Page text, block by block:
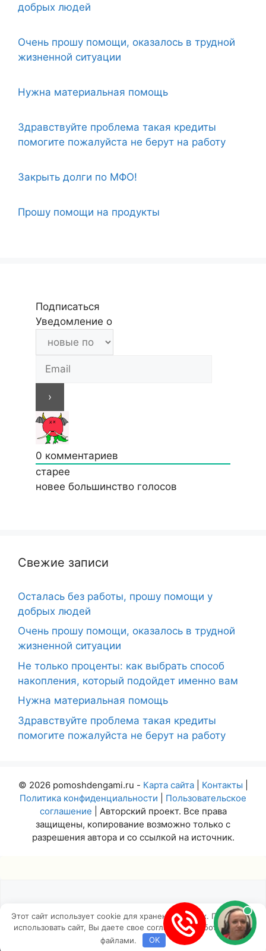
добрых людей
Очень прошу помощи, оказалось в трудной
жизненной ситуации
Нужна материальная помощь
Здравствуйте проблема такая кредиты
помогите пожалуйста не берут на работу
Закрыть долги по МФО!
Прошу помощи на продукты
Подписаться
Уведомление о
0 комментариев
старее
новее большинство голосов
Свежие записи
Осталась без работы, прошу помощи у
добрых людей
Очень прошу помощи, оказалось в трудной
жизненной ситуации
Не только проценты: как выбрать способ
накопления, который подойдет именно вам
Нужна материальная помощь
Здравствуйте проблема такая кредиты
помогите пожалуйста не берут на работу
© 2026 pomoshdengami.ru - Карта сайта| Контакты
Политика конфиденциальности
Пользовательское
соглашение | Авторский проект. Все права
защищены, копирование возможно только с
разрешения автора и со ссылкой на источник.
Этот сайт использует cookie для хранения данных. Продолжая
использовать сайт, Вы даете свое согласие на работу с этими
файлами.
OK